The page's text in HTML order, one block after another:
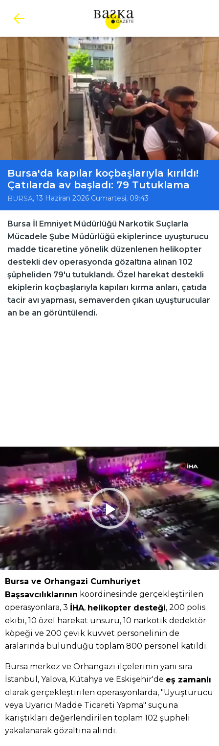
Bursa'da kapılar koçbaşlarıyla kırıldı!
Çatılarda av başladı: 79 Tutuklama
BURSA, 13 Haziran 2026 Cumartesi, 09:43
Bursa İl Emniyet Müdürlüğü Narkotik Suçlarla
Mücadele Şube Müdürlüğü ekiplerince uyuşturucu
madde ticaretine yönelik düzenlenen helikopter
destekli dev operasyonda gözaltına alınan 102
şüpheliden 79'u tutuklandı. Özel harekat destekli
ekiplerin koçbaşlarıyla kapıları kırma anları, çatıda
tacir avı yapması, semaverden çıkan uyuşturucular
an be an görüntülendi.
Bursa ve Orhangazi Cumhuriyet
Başsavcılıklarının koordinesinde gerçekleştirilen
operasyonlara, 3 İHA, helikopter desteği, 200 polis
ekibi, 10 özel harekat unsuru, 10 narkotik dedektör
köpeği ve 200 çevik kuvvet personelinin de
aralarında bulunduğu toplam 800 personel katıldı.
Bursa merkez ve Orhangazi ilçelerinin yanı sıra
İstanbul, Yalova, Kütahya ve Eskişehir'de eş zamanlı
olarak gerçekleştirilen operasyonlarda, "Uyuşturucu
veya Uyarıcı Madde Ticareti Yapma" suçuna
karıştıkları değerlendirilen toplam 102 şüpheli
yakalanarak gözaltına alındı.